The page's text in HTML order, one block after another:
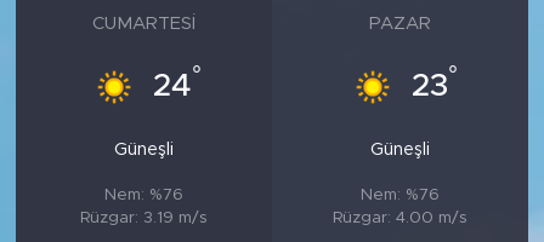
CUMARTESI
24°
Güneşli
Nem: %76
Rüzgar: 3.19 m/s
PAZAR
23°
Güneşli
Nem: %76
Rüzgar: 4.00 m/s